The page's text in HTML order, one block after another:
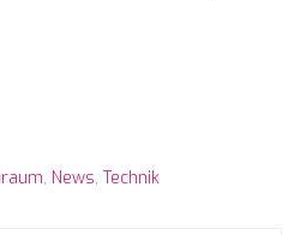
, News,Technik